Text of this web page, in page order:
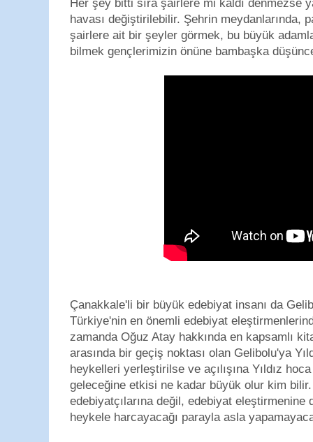
Her şey bitti sıra şairlere mi kaldı denmezse
havası değiştirilebilir. Şehrin meydanlarında,
şairlere ait bir şeyler görmek, bu büyük
bilmek gençlerimizin önüne bambaşka
Çanakkale'li bir büyük edebiyat insanı da
Türkiye'nin en önemli edebiyat
zamanda Oğuz Atay hakkında en kapsamlı
arasında bir geçiş noktası olan Gelibolu'ya
heykelleri yerleştirilse ve açılışına Yıldız
geleceğine etkisi ne kadar büyük olur kim
edebiyatçılarına değil, edebiyat
heykele harcayacağı parayla asla